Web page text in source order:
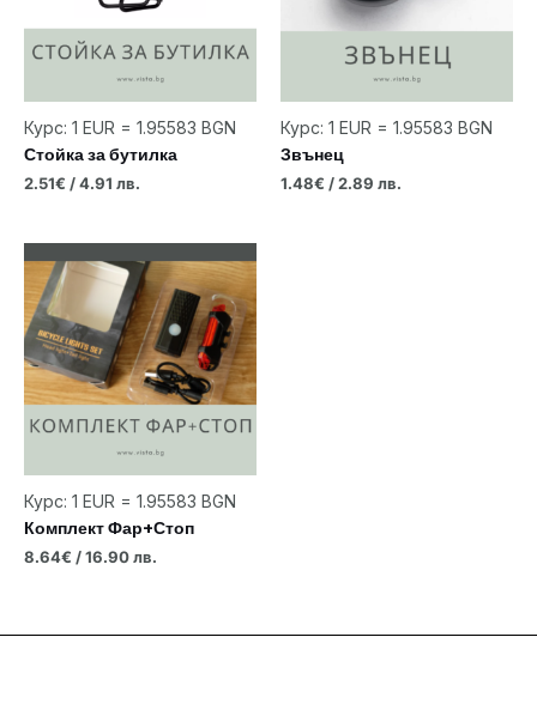
Курс: 1 EUR = 1.95583 BGN
Стойка за бутилка
2.51€ / 4.91 лв.
Курс: 1 EUR = 1.95583 BGN
Звънец
1.48€ / 2.89 лв.
Курс: 1 EUR = 1.95583 BGN
Комплект Фар+Стоп
8.64€ / 16.90 лв.